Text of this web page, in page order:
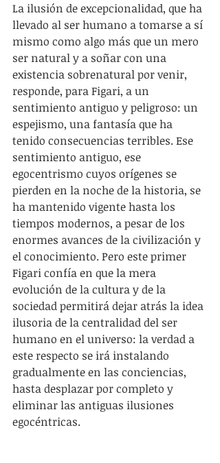
La ilusión de excepcionalidad, que ha
llevado al ser humano a tomarse a sí
mismo como algo más que un mero
ser natural y a soñar con una
existencia sobrenatural por venir,
responde, para Figari, a un
sentimiento antiguo y peligroso: un
espejismo, una fantasía que ha
tenido consecuencias terribles. Ese
sentimiento antiguo, ese
egocentrismo cuyos orígenes se
pierden en la noche de la historia, se
ha mantenido vigente hasta los
tiempos modernos, a pesar de los
enormes avances de la civilización y
el conocimiento. Pero este primer
Figari confía en que la mera
evolución de la cultura y de la
sociedad permitirá dejar atrás la idea
ilusoria de la centralidad del ser
humano en el universo: la verdad a
este respecto se irá instalando
gradualmente en las conciencias,
hasta desplazar por completo y
eliminar las antiguas ilusiones
egocéntricas.